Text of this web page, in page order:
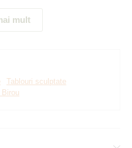
alegeți
realiza
mult
Tablouri sculptate